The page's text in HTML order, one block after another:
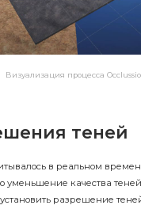
Визуализация процесса
теней
в реальном
качества
разрешение